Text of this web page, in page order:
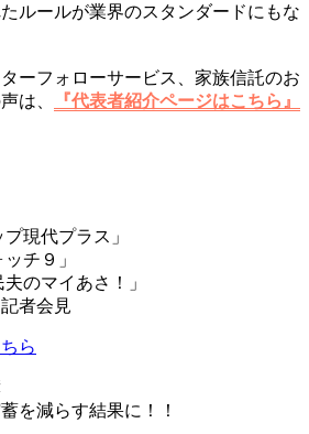
ルールが業界のスタンダードにもな
ーフォローサービス、家族信託のお
は、
『代表者紹介ページはこちら』
現代プラス」
チ９」
のマイあさ！」
者会見
ら
を減らす結果に！！